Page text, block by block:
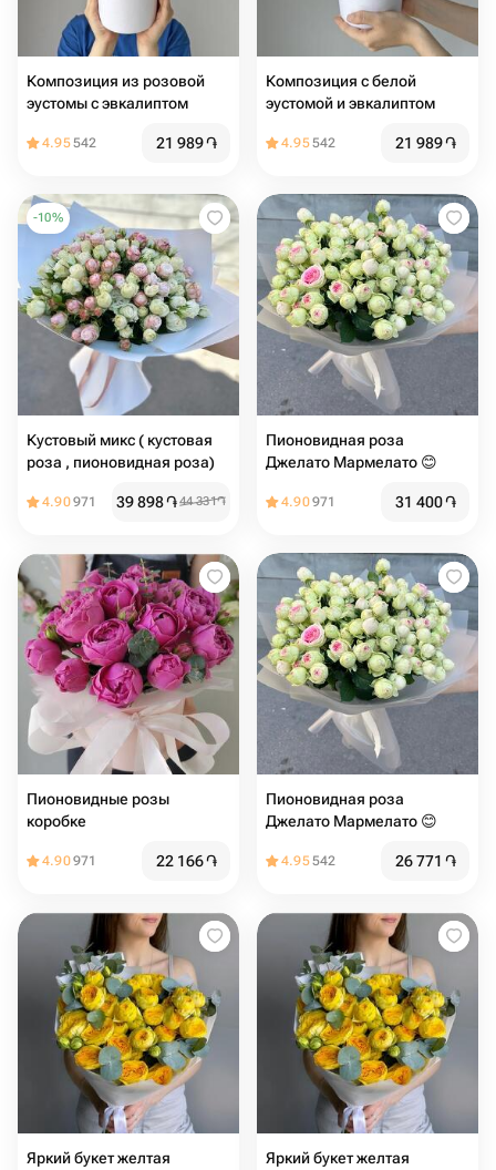
Композиция из розовой
эустомы с эвкалиптом
4.95542 21 989֏
Композиция с белой
эустомой и эвкалиптом
4.95542 21 989֏
-10%
Кустовый микс ( кустовая
роза , пионовидная роза)
4.90971 39 898֏44 331֏
Пионовидная роза
Джелато Мармелато 😊
4.90971 31 400֏
Пионовидные розы
коробке
4.90971 22 166֏
Пионовидная роза
Джелато Мармелато 😊
4.95542 26 771 ֏
Яркий букет желтая
Яркий букет желтая